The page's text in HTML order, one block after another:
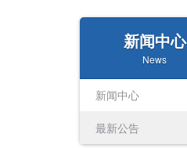
新闻中心
News
新闻中心
最新公告